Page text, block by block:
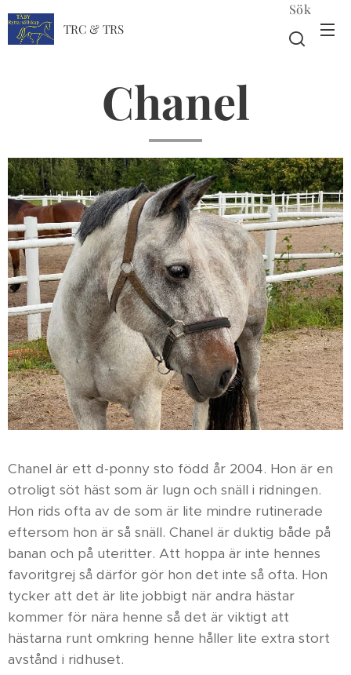
TRC & TRS
Sök
Chanel
Chanel är ett d-ponny sto född år 2004. Hon är en
otroligt söt häst som är lugn och snäll i ridningen.
Hon rids ofta av de som är lite mindre rutinerade
eftersom hon är så snäll. Chanel är duktig både på
banan och på uteritter. Att hoppa är inte hennes
favoritgrej så därför gör hon det inte så ofta. Hon
tycker att det är lite jobbigt när andra hästar
kommer för nära henne så det är viktigt att
hästarna runt omkring henne håller lite extra stort
avstånd i ridhuset.